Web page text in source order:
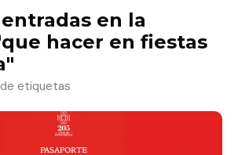
en la
hacer en fiestas
etiquetas